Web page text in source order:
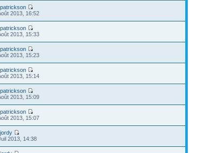
patrickson
2013, 16:52
patrickson
2013, 15:33
patrickson
2013, 15:23
patrickson
2013, 15:14
patrickson
2013, 15:09
patrickson
2013, 15:07
jordy
2013, 14:38